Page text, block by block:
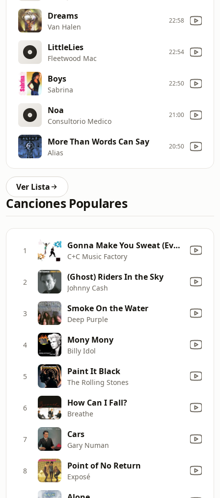
Dreams
Van Halen
22:58
LittleLies
Fleetwood Mac
22:54
Boys
Sabrina
22:50
Noa
Consultorio Medico
21:00
More Than Words Can Say
Alias
20:50
Ver Lista
Canciones Populares
1 Gonna Make You Sweat (Everybody Dance Now) [feat. Freedom Williams]
C+C Music Factory
2 (Ghost) Riders In the Sky
Johnny Cash
3 Smoke On the Water
Deep Purple
4 Mony Mony
Billy Idol
5 Paint It Black
The Rolling Stones
6 How Can I Fall?
Breathe
7 Cars
Gary Numan
8 Point of No Return
Exposé